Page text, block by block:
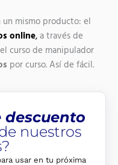
un mismo producto: el
online, a través de
curso de manipulador
por curso. Así de fácil.
descuento
nuestros
usar en tu próxima